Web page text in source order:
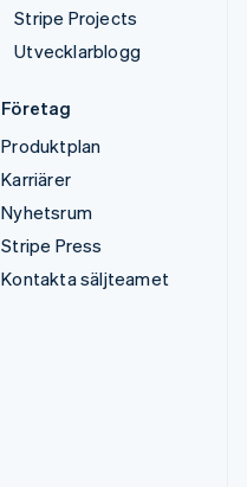
Stripe Projects
Utvecklarblogg
Företag
Produktplan
Karriärer
Nyhetsrum
Stripe Press
Kontakta säljteamet